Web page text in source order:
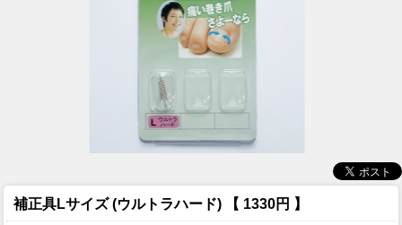
補正具Lサイズ (ウルトラハード) 【 1330円 】